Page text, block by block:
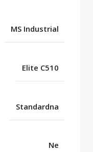
MS Industrial
Elite C510
Standardna
Ne